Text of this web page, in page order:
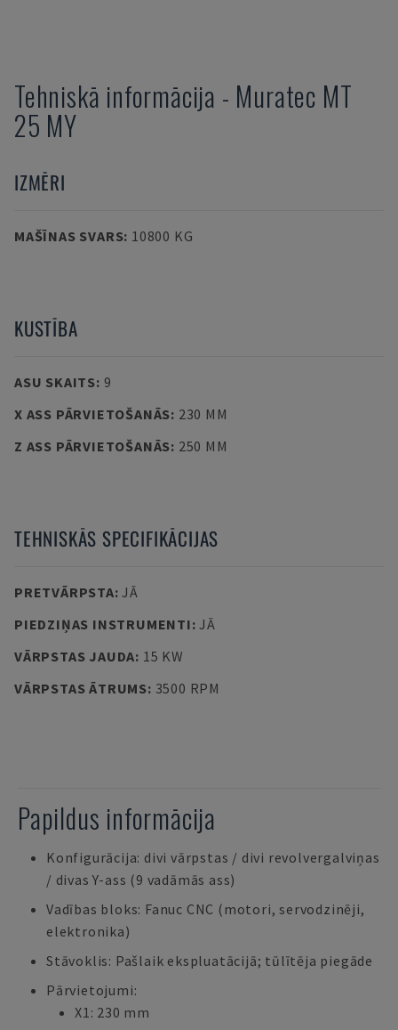
Tehniskā informācija - Muratec MT
25 MY
IZMĒRI
MAŠĪNAS SVARS: 10800 KG
KUSTĪBA
ASU SKAITS: 9
X ASS PĀRVIETOŠANĀS: 230 MM
Z ASS PĀRVIETOŠANĀS: 250 MM
TEHNISKĀS SPECIFIKĀCIJAS
PRETVĀRPSTA:JĀ
PIEDZIŅAS INSTRUMENTI:JĀ
VĀRPSTAS JAUDA: 15 KW
VĀRPSTAS ĀTRUMS: 3500 RPM
Papildus informācija
Konfigurācija: divi vārpstas / divi revolvergalviņas
/ divas Y-ass (9 vadāmās ass)
Vadības bloks: Fanuc CNC (motori, servodzinēji,
elektronika)
Stāvoklis: Pašlaik ekspluatācijā; tūlītēja piegāde
Pārvietojumi:
X1: 230 mm